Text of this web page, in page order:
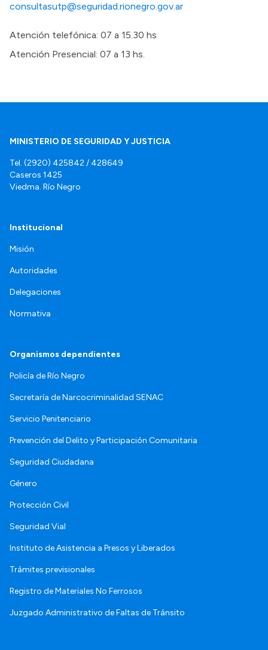
consultasutp@seguridad.rionegro.gov.ar
Atención telefónica: 07 a 15.30 hs
Atención Presencial: 07 a 13 hs.
MINISTERIO DE SEGURIDAD Y JUSTICIA
Tel. (2920) 425842 / 428649
Caseros 1425
Viedma. Río Negro
Institucional
Misión
Autoridades
Delegaciones
Normativa
Organismos dependientes
Policía de Río Negro
Secretaría de Narcocriminalidad SENAC
Servicio Penitenciario
Prevención del Delito y Participación Comunitaria
Seguridad Ciudadana
Género
Protección Civil
Seguridad Vial
Instituto de Asistencia a Presos y Liberados
Trámites previsionales
Registro de Materiales No Ferrosos
Juzgado Administrativo de Faltas de Tránsito